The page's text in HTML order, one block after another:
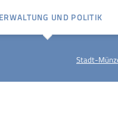
UND POLITIK
Stadt-